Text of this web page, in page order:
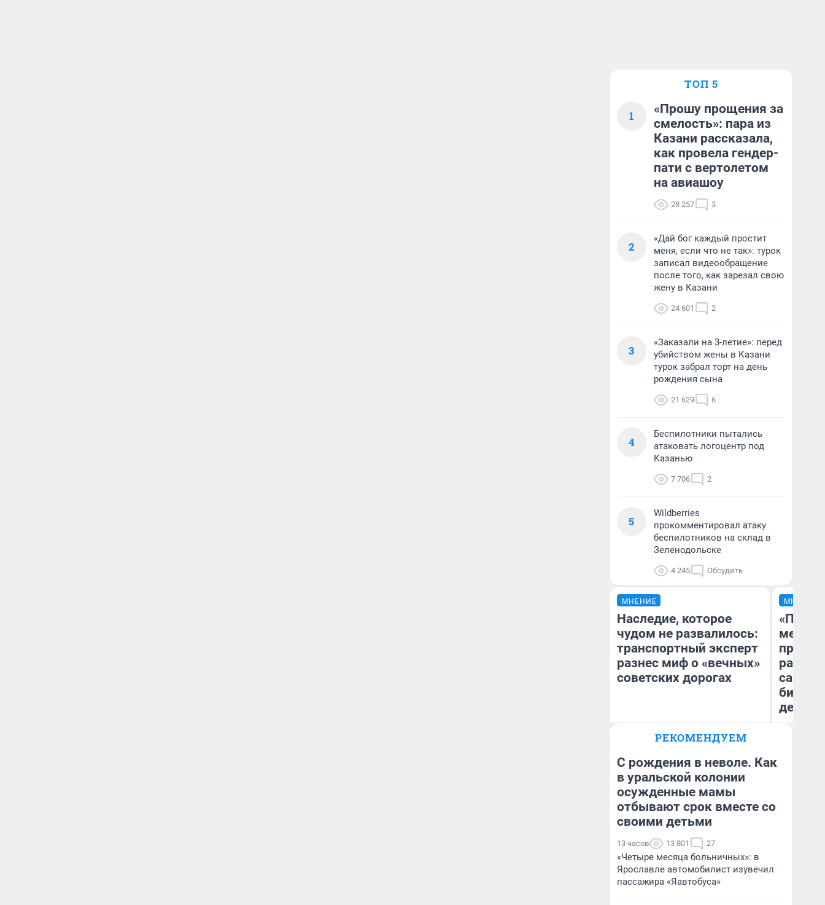
ТОП 5
1
«Прошу прощения за
смелость»: пара из
Казани рассказала,
как провела гендер-
пати с вертолетом
на авиашоу
28 257 3
2
«Дай бог каждый простит
меня, если что не так»: турок
записал видеообращение
после того, как зарезал свою
жену в Казани
24 601 2
3
«Заказали на 3-летие»: перед
убийством жены в Казани
турок забрал торт на день
рождения сына
21 629 6
4
Беспилотники пытались
атаковать логоцентр под
Казанью
7 706 2
5
Wildberries
прокомментировал атаку
беспилотников на склад в
Зеленодольске
4 245 Обсудить
МНЕНИЕ
Наследие, которое
чудом не развалилось:
транспортный эксперт
разнес миф о «вечных»
советских дорогах
Блогер, предприниматель,
бизнесе
МНЕНИЕ
самом
РЕКОМЕНДУЕМ
С рождения в неволе. Как
в уральской колонии
осужденные мамы
отбывают срок вместе со
своими детьми
13 часов 13 801 27
«Четыре месяца больничных»: в
Ярославле автомобилист изувечил
пассажира «Яавтобуса»